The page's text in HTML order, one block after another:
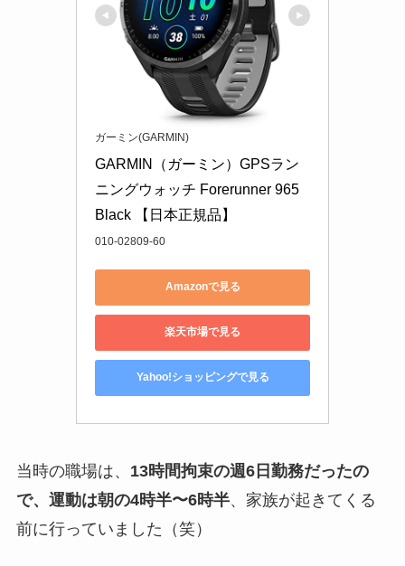
ガーミン(GARMIN)
GARMIN（ガーミン）GPSラン
ニングウォッチ Forerunner 965
Black 【日本正規品】
010-02809-60
Amazonで見る
楽天市場で見る
Yahoo!ショッピングで見る
当時の職場は、 13時間拘束の週6日勤務だったの
で、運動は朝の4時半〜6時半、家族が起きてくる
前に行っていました（笑）